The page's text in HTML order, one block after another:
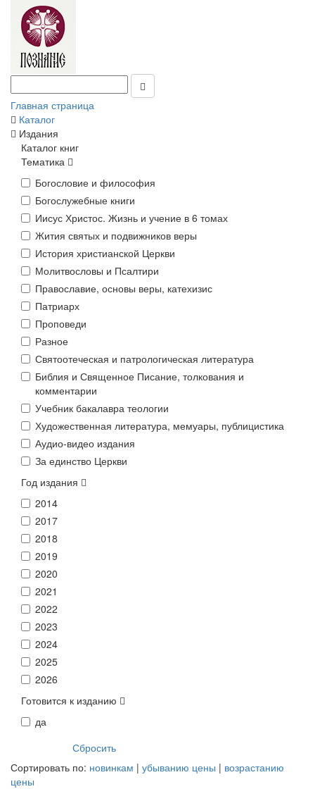
Главная страница
Каталог
Издания
Каталог книг
Тематика
Богословие и философия
Богослужебные книги
Иисус Христос. Жизнь и учение в 6 томах
Жития святых и подвижников веры
История христианской Церкви
Молитвословы и Псалтири
Православие, основы веры, катехизис
Патриарх
Проповеди
Разное
Святоотеческая и патрологическая литература
Библия и Священное Писание, толкования и
комментарии
Учебник бакалавра теологии
Художественная литература, мемуары, публицистика
Аудио-видео издания
За единство Церкви
Год издания
2014
2017
2018
2019
2020
2021
2022
2023
2024
2025
2026
Готовится к изданию
да
Сортировать по: новинкам | убыванию цены | возрастанию
цены